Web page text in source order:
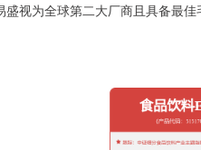
视为全球第二大厂商且具备最佳